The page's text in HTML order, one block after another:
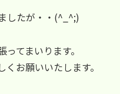
したが・・(^_^;)
てまいります。
お願いいたします。